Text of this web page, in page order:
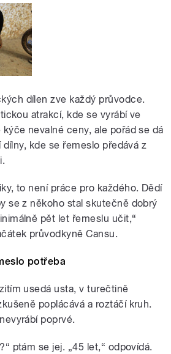
dílen zve každý průvodce.
atrakcí, kde se vyrábí ve
nevalné ceny, ale pořád se dá
kde se řemeslo předává z
to není práce pro každého. Dědí
se z někoho stal skutečně dobrý
pět let řemeslu učit,“
průvodkyně Cansu.
potřeba
usedá usta, v turečtině
poplácává a roztáčí kruh.
poprvé.
ptám se jej. „45 let,“ odpovídá.